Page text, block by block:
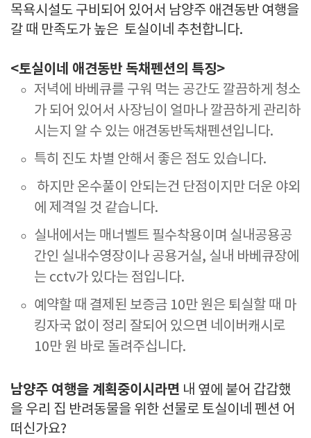
목욕시설도 구비되어 있어서 남양주 애견동반 여행을
갈 때 만족도가 높은 토실이네 추천합니다.
<토실이네 애견동반 독채펜션의 특징>
저녁에 바베큐를 구워 먹는 공간도 깔끔하게 청소
가 되어 있어서 사장님이 얼마나 깔끔하게 관리하
시는지 알 수 있는 애견동반독채펜션입니다.
특히 진도 차별 안해서 좋은 점도 있습니다.
하지만 온수풀이 안되는건 단점이지만 더운 야외
에 제격일 것 같습니다.
실내에서는 매너벨트 필수착용이며 실내공용공
간인 실내수영장이나 공용거실, 실내 바베큐장에
는 cctv가 있다는 점입니다.
예약할 때 결제된 보증금 10만 원은 퇴실할 때 마
킹자국 없이 정리 잘되어 있으면 네이버캐시로
10만 원 바로 돌려주십니다.
남양주 여행을 계획중이시라면 내 옆에 붙어 갑갑했
을 우리 집 반려동물을 위한 선물로 토실이네 펜션 어
떠신가요?